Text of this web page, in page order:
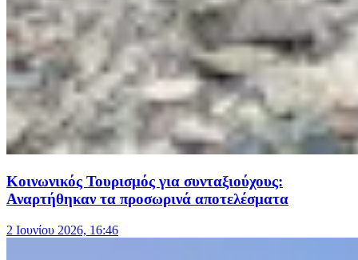
Κοινωνικός Τουρισμός για συνταξιούχους:
Αναρτήθηκαν τα προσωρινά αποτελέσματα
2 Ιουνίου 2026, 16:46